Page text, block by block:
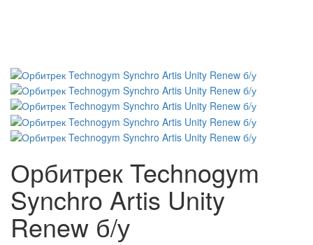
Орбитрек Technogym
Synchro Artis Unity
Renew б/у